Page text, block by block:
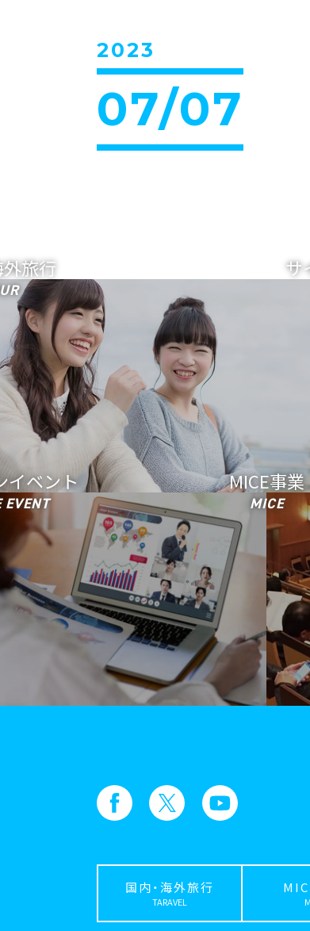
2023
07/07
旅行 サ
イベント
EVENT
MICE事業
MICE
国内・海外旅行
TARAVEL